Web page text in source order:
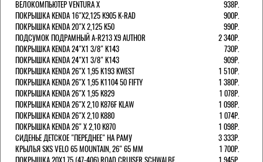
ВЕЛОКОМПЬЮТЕР VENTURA Х
938Р.
ПОКРЫШКА KENDA 16"Х2,125 K905 K-RAD
900Р.
ПОКРЫШКА KENDA 20"Х 2,125 K50
990Р.
ПОДСУМОК ПОДРАМНЫЙ A-R213 X9 AUTHOR
2 340Р.
ПОКРЫШКА KENDA 24"Х1 3/8" K143
730Р.
ПОКРЫШКА KENDA 24"Х1 3/8" K143
909Р.
ПОКРЫШКА KENDA 26"Х 1,95 K193 KWEST
1 510Р.
ПОКРЫШКА KENDA 26"Х 1,95 K1104 50 FIFTY
1 380Р.
ПОКРЫШКА KENDA 26"Х 1,95 K829
1 078Р.
ПОКРЫШКА KENDA 26"Х 2,10 K876F KLAW
1 098Р.
ПОКРЫШКА KENDA 26"Х 2,10 K880
1 074Р.
ПОКРЫШКА KENDA 26" Х 2,10 K870
1 098Р.
СИДЕНЬЕ ДЕТСКОЕ "ПЕРЕДНЕЕ" НА РАМУ
3 333Р.
КРЫЛЬЯ SKS VELO 65 MOUNTAIN, 26" 65 ММ
1 700Р.
ПОКРЫШКА 20X1.75 (47-406) ROAD CRUISER SCHWALBE
1 945Р.